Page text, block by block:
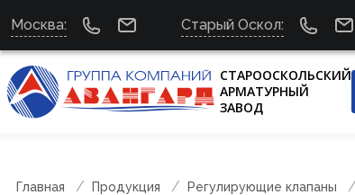
Москва: Старый Оскол:
СТАРООСКОЛЬСКИЙ
АРМАТУРНЫЙ
ЗАВОД
Главная Продукция Регулирующие клапаны